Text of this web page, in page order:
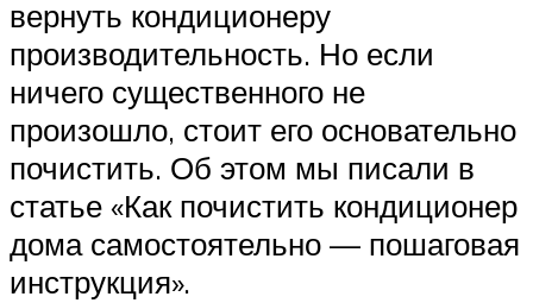
вернуть кондиционеру
производительность. Но если
ничего существенного не
произошло, стоит его основательно
почистить. Об этом мы писали в
статье «Как почистить кондиционер
дома самостоятельно — пошаговая
инструкция».